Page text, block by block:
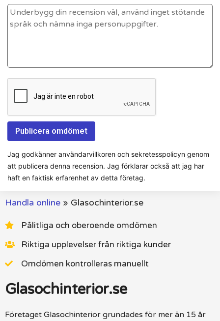
Jag godkänner användarvillkoren och sekretesspolicyn genom
att publicera denna recension. Jag förklarar också att jag har
haft en faktisk erfarenhet av detta företag.
Handla online » Glasochinterior.se
Pålitliga och oberoende omdömen
Riktiga upplevelser från riktiga kunder
Omdömen kontrolleras manuellt
Glasochinterior.se
Företaget Glasochinterior grundades för mer än 15 år